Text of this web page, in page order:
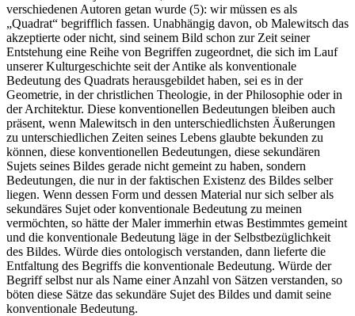
verschiedenen Autoren getan wurde (5): wir müssen es als
„Quadrat“ begrifflich fassen. Unabhängig davon, ob Malewitsch das
akzeptierte oder nicht, sind seinem Bild schon zur Zeit seiner
Entstehung eine Reihe von Begriffen zugeordnet, die sich im Lauf
unserer Kulturgeschichte seit der Antike als konventionale
Bedeutung des Quadrats herausgebildet haben, sei es in der
Geometrie, in der christlichen Theologie, in der Philosophie oder in
der Architektur. Diese konventionellen Bedeutungen bleiben auch
präsent, wenn Malewitsch in den unterschiedlichsten Äußerungen
zu unterschiedlichen Zeiten seines Lebens glaubte bekunden zu
können, diese konventionellen Bedeutungen, diese sekundären
Sujets seines Bildes gerade nicht gemeint zu haben, sondern
Bedeutungen, die nur in der faktischen Existenz des Bildes selber
liegen. Wenn dessen Form und dessen Material nur sich selber als
sekundäres Sujet oder konventionale Bedeutung zu meinen
vermöchten, so hätte der Maler immerhin etwas Bestimmtes gemeint
und die konventionale Bedeutung läge in der Selbstbezüglichkeit
des Bildes. Würde dies ontologisch verstanden, dann lieferte die
Entfaltung des Begriffs die konventionale Bedeutung. Würde der
Begriff selbst nur als Name einer Anzahl von Sätzen verstanden, so
böten diese Sätze das sekundäre Sujet des Bildes und damit seine
konventionale Bedeutung.